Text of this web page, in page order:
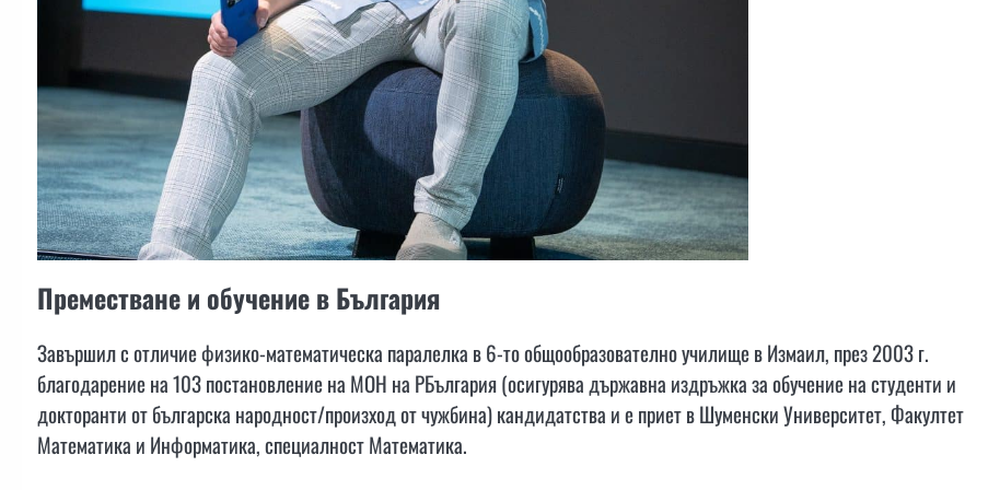
Преместване и обучение в България
Завършил с отличие физико-математическа паралелка в 6-то общообразователно училище в Измаил, през 2003 г.
благодарение на 103 постановление на МОН на РБългария (осигурява държавна издръжка за обучение на студенти и
докторанти от българска народност/произход от чужбина) кандидатства и е приет в Шуменски Университет, Факултет
Математика и Информатика, специалност Математика.